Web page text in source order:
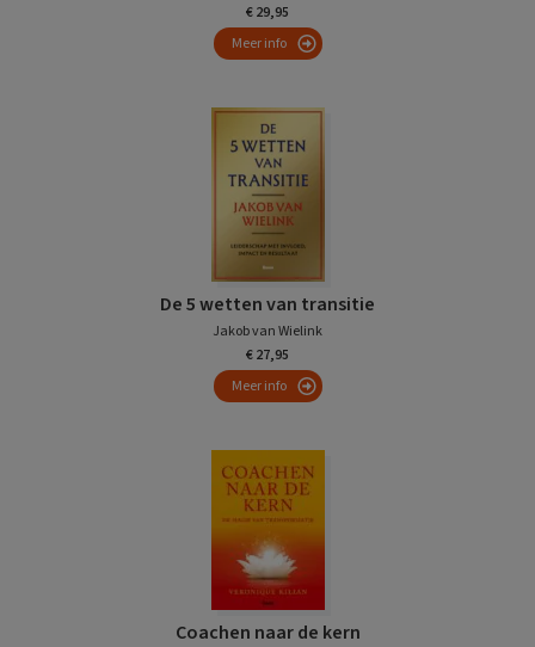
€ 29,95
Meer info
De 5 wetten van transitie
Jakob van Wielink
€ 27,95
Meer info
Coachen naar de kern